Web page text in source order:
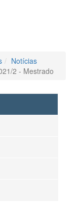
Notícias
2 - Mestrado